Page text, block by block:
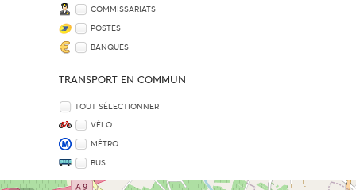
COMMISSARIATS
POSTES
BANQUES
TRANSPORT EN COMMUN
TOUT SÉLECTIONNER
VÉLO
MÉTRO
BUS